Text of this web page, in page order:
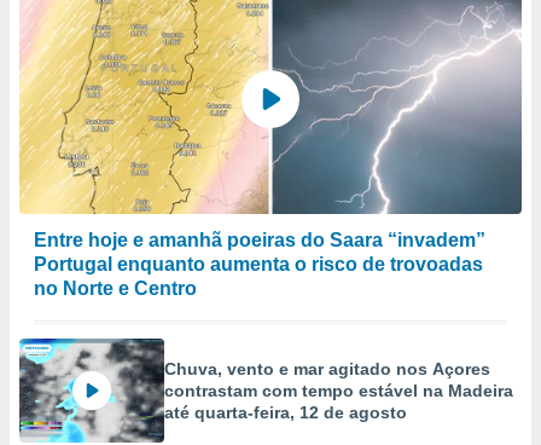
Entre hoje e amanhã poeiras do Saara “invadem”
Portugal enquanto aumenta o risco de trovoadas
no Norte e Centro
Chuva, vento e mar agitado nos Açores
contrastam com tempo estável na Madeira
até quarta-feira, 12 de agosto